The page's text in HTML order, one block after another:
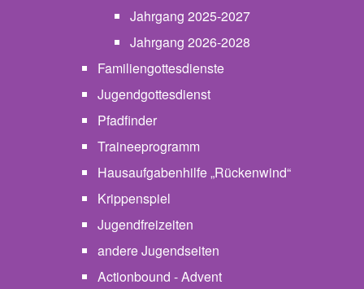
Jahrgang 2025-2027
Jahrgang 2026-2028
Familiengottesdienste
Jugendgottesdienst
Pfadfinder
Traineeprogramm
Hausaufgabenhilfe „Rückenwind“
Krippenspiel
Jugendfreizeiten
andere Jugendseiten
Actionbound - Advent